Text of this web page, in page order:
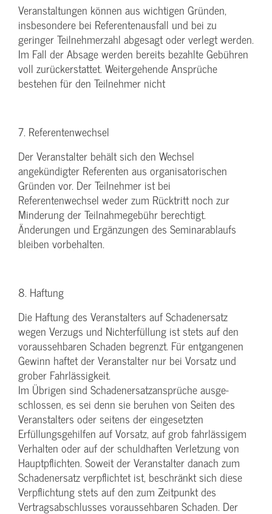
Veranstaltungen können aus wichtigen Gründen,
insbesondere bei Referentenausfall und bei zu
geringer Teilnehmerzahl abgesagt oder verlegt werden.
Im Fall der Absage werden bereits bezahlte Gebühren
voll zurückerstattet. Weitergehende Ansprüche
bestehen für den Teilnehmer nicht
7. Referentenwechsel
Der Veranstalter behält sich den Wechsel
angekündigter Referenten aus organisatorischen
Gründen vor. Der Teilnehmer ist bei
Referentenwechsel weder zum Rücktritt noch zur
Minderung der Teilnahmegebühr berechtigt.
Änderungen und Ergänzungen des Seminarablaufs
bleiben vorbehalten.
8. Haftung
Die Haftung des Veranstalters auf Schadenersatz
wegen Verzugs und Nichterfüllung ist stets auf den
voraussehbaren Schaden begrenzt. Für entgangenen
Gewinn haftet der Veranstalter nur bei Vorsatz und
grober Fahrlässigkeit.
Im Übrigen sind Schadenersatzansprüche ausge-
schlossen, es sei denn sie beruhen von Seiten des
Veranstalters oder seitens der eingesetzten
Erfüllungsgehilfen auf Vorsatz, auf grob fahrlässigem
Verhalten oder auf der schuldhaften Verletzung von
Hauptpflichten. Soweit der Veranstalter danach zum
Schadenersatz verpflichtet ist, beschränkt sich diese
Verpflichtung stets auf den zum Zeitpunkt des
Vertragsabschlusses voraussehbaren Schaden. Der